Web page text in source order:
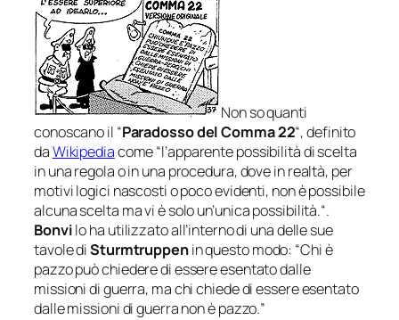
Non so quanti
conoscano il “Paradosso del Comma 22“, definito
daWikipediacome “l’apparente possibilità di scelta
in una regola o in una procedura, dove in realtà, per
motivi logici nascosti o poco evidenti, non è possibile
alcuna scelta ma vi è solo un’unica possibilità.“.
Bonvilo ha utilizzato all’interno di una delle sue
tavole diSturmtruppenin questo modo: “Chi è
pazzo può chiedere di essere esentato dalle
missioni di guerra, ma chi chiede di essere esentato
dalle missioni di guerra non è pazzo.”